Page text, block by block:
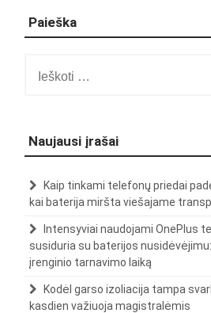
Paieška
Naujausi įrašai
Kaip tinkami telefonų priedai
kai baterija miršta viešajame
Intensyviai naudojami OnePlus
susiduria su baterijos
įrenginio tarnavimo laiką
Kodėl garso izoliacija tampa
kasdien važiuoja magistralėmis